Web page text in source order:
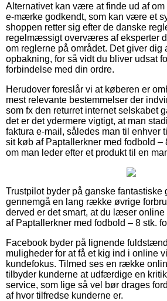
Alternativet kan være at finde ud af
e-mærke godkendt, som kan være et
shoppen retter sig efter de danske
regelmæssigt overværes af eksperter
om reglerne på området. Det giver dig
opbakning, for så vidt du bliver udsat
forbindelse med din ordre.
Herudover foreslår vi at køberen er
mest relevante bestemmelser der
som fx den returret internet selskabet
det er det ydermere vigtigt, at man
faktura e-mail, således man til enhver
sit køb af Paptallerkner med fodbold –
om man leder efter et produkt til en
Trustpilot byder på ganske fantastiske
gennemgå en lang række øvrige
derved er det smart, at du læser
af Paptallerkner med fodbold – 8 stk.
Facebook byder på lignende
muligheder for at få et kig ind i online
kundefokus. Tilmed ses en række
tilbyder kunderne at udfærdige en
service, som lige så vel bør drages
af hvor tilfredse kunderne er.